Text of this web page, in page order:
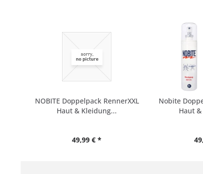
NOBITE Doppelpack RennerXXL
Haut & Kleidung...
49,99 € *
Nobite
Haut